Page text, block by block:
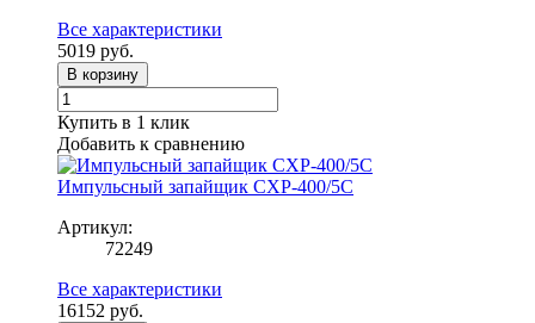
Все характеристики
5019 руб.
В корзину
Купить в 1 клик
Добавить к сравнению
Импульсный запайщик CXP-400/5С
Артикул:
72249
Все характеристики
16152 руб.